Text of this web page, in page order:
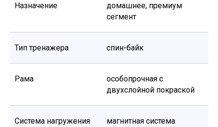
Назначение
домашнее, премиум
сегмент
Тип тренажера спин-байк
Рама
особопрочная с
двухслойной покраской
Система нагружения
магнитная система